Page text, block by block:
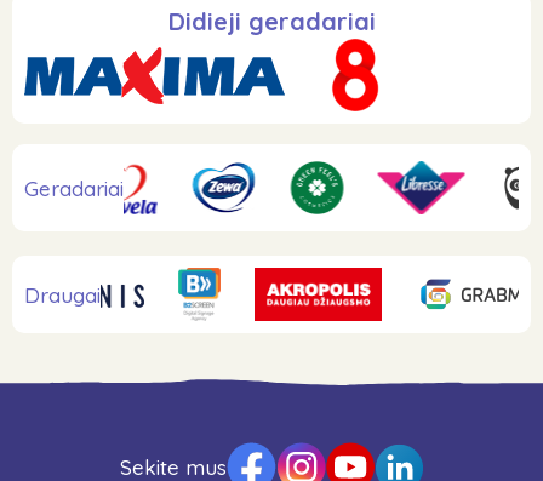
Didieji geradariai
Geradariai
Draugai
Sekite mus